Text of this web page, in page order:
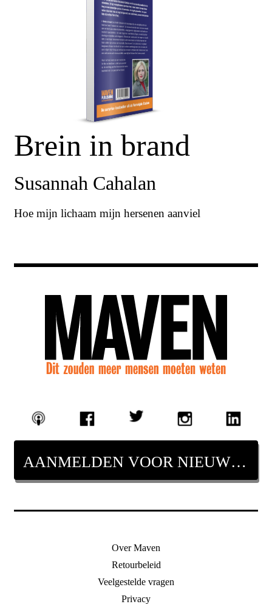
Brein in brand
Susannah Cahalan
Hoe mijn lichaam mijn hersenen aanviel
AANMELDEN VOOR NIEUWSBRIEF
Over Maven
Retourbeleid
Veelgestelde vragen
Privacy